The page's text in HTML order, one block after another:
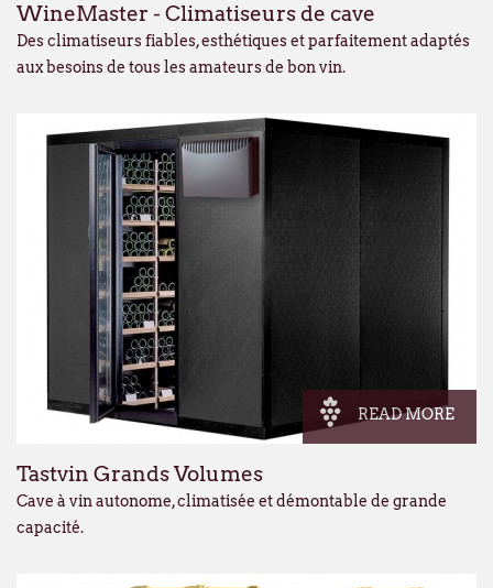
WineMaster - Climatiseurs de cave
Des climatiseurs fiables, esthétiques et parfaitement adaptés
aux besoins de tous les amateurs de bon vin.
READ MORE
Tastvin Grands Volumes
Cave à vin autonome, climatisée et démontable de grande
capacité.